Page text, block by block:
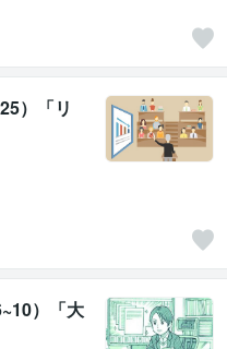
）「リ
）「大